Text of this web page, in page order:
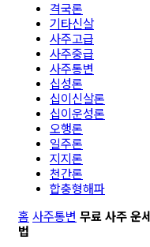
격국론
기타신살
사주고급
사주중급
사주통변
십성론
십이신살론
십이운성론
오행론
일주론
지지론
천간론
합충형해파
홈 사주통변 무료 사주 운
법